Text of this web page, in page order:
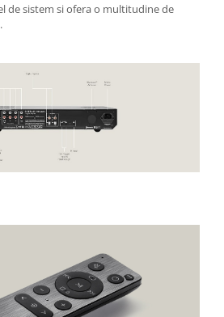
de sistem si ofera o multitudine de